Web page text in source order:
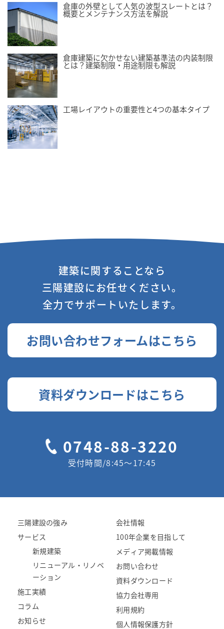
倉庫の外壁として人気の波型スレートとは？
概要とメンテナンス方法を解説
倉庫建築に欠かせない建築基準法の内装制限
とは？建築制限・用途制限も解説
工場レイアウトの重要性と4つの基本タイプ
建築に関することなら
三陽建設にお任せください。
全力でサポートいたします。
お問い合わせフォームはこちら
資料ダウンロードはこちら
0748-88-3220
受付時間/8:45〜17:45
三陽建設の強み
サービス
新規建築
リニューアル・リノベ
ーション
施工実績
コラム
お知らせ
会社情報
100年企業を目指して
メディア掲載情報
お問い合わせ
資料ダウンロード
協力会社専用
利用規約
個人情報保護方針